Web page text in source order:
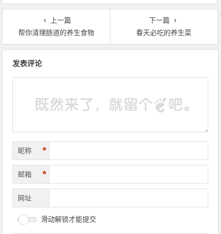
上一篇
帮你清理肠道的养生食物
下一篇
春天必吃的养生菜
发表评论
昵称 *
邮箱 *
网址
滑动解锁才能提交